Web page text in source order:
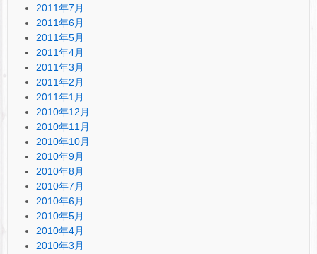
2011年7月
2011年6月
2011年5月
2011年4月
2011年3月
2011年2月
2011年1月
2010年12月
2010年11月
2010年10月
2010年9月
2010年8月
2010年7月
2010年6月
2010年5月
2010年4月
2010年3月